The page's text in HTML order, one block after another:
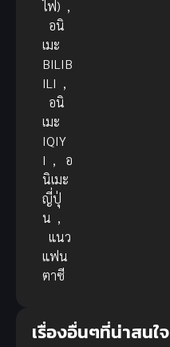
ไฟ) ,
อนิ
เมะ
BILIB
ILI ,
อนิ
เมะ
IQIY
I ,
อ
นิเมะ
ญี่ปุ่
น ,
แนว
แฟน
ตาซี
เรื่องอื่นๆที่น่าสนใจ